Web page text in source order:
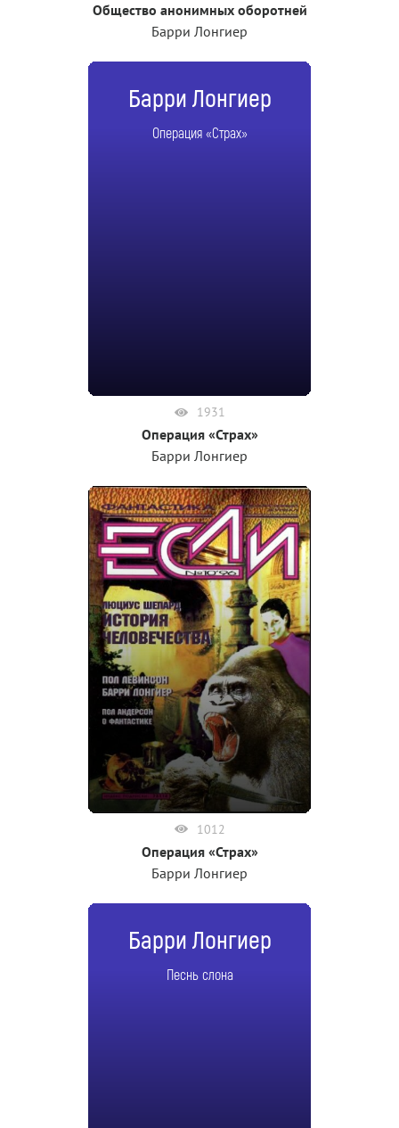
Общество анонимных оборотней
Барри Лонгиер
Барри Лонгиер
Операция «Страх»
1931
Операция «Страх»
Барри Лонгиер
1012
Операция «Страх»
Барри Лонгиер
Барри Лонгиер
Песнь слона